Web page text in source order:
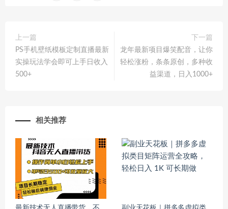
上一篇
PS手机壁纸模板定制直播最新
实操玩法学会即可上手日收入
500+
下一篇
龙年最新项目爆笑配音，让你
轻松涨粉，条条原创，多种收
益渠道，日入1000+
相关推荐